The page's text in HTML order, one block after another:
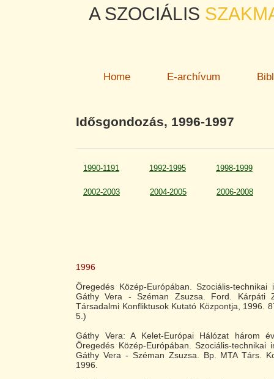
A SZOCIÁLIS
Home E-archívum
Idősgondozás, 1996-1997
1990-1191 1992-1995 1998-1999
2002-2003 2004-2005 2006-2008
1996
Öregedés Közép-Európában. Szociális-technikai
Gáthy Vera - Széman Zsuzsa. Ford. Kárpáti
Társadalmi Konfliktusok Kutató Központja, 1996.
5.)
Gáthy Vera: A Kelet-Európai Hálózat három
Öregedés Közép-Európában. Szociális-technikai
Gáthy Vera - Széman Zsuzsa. Bp. MTA Társ.
1996.